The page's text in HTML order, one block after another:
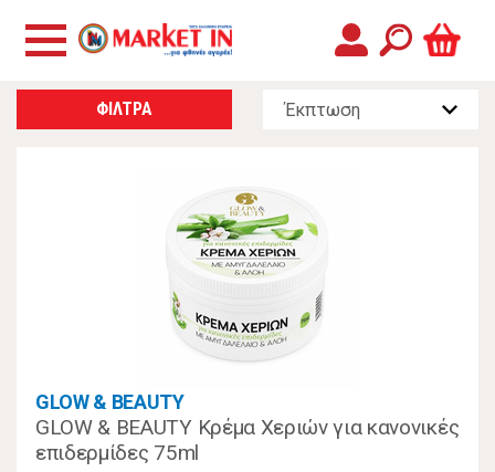
ΦΙΛΤΡΑ
GLOW & BEAUTY
GLOW & BEAUTY Κρέμα Χεριών για κανονικές
επιδερμίδες 75ml